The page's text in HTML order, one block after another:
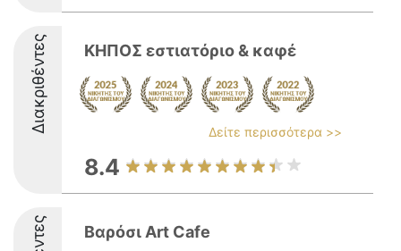
Διακριθέντες ΚΗΠΟΣ εστιατόριο & καφέ
Δείτε περισσότερα >>
8.4
Βαρόσι Art Cafe